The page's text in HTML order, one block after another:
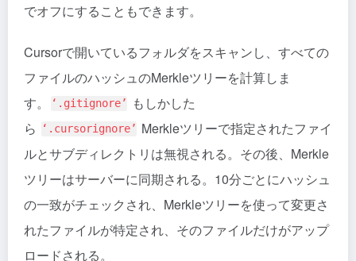
でオフにすることもできます。
Cursorで開いているフォルダをスキャンし、すべての
ファイルのハッシュのMerkleツリーを計算しま
す。
‘.gitignore’
もしかした
ら
‘.cursorignore’ Merkleツリーで指定されたファイ
ルとサブディレクトリは無視される。その後、Merkle
ツリーはサーバーに同期される。10分ごとにハッシュ
の一致がチェックされ、Merkleツリーを使って変更さ
れたファイルが特定され、そのファイルだけがアップ
ロードされる。